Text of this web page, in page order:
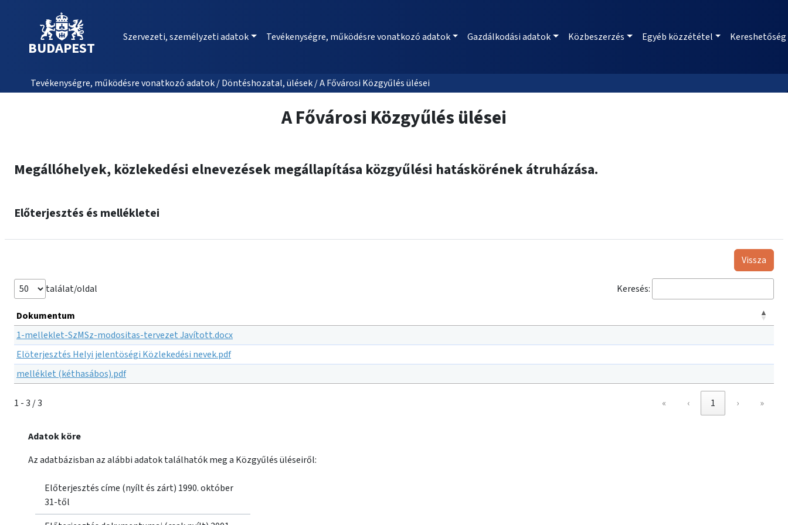
BUDAPEST
Szervezeti, személyzeti adatok Tevékenységre, működésre vonatkozó adatok Gazdálkodási adatok Közbeszerzés Egyéb közzététel Kereshetőség
Tevékenységre, működésre vonatkozó adatok / Döntéshozatal, ülések / A Fővárosi Közgyűlés ülései
A Fővárosi Közgyűlés ülései
Megállóhelyek, közlekedési elnevezések megállapítása közgyűlési hatáskörének átruházása.
Előterjesztés és mellékletei
Vissza
találat/oldal Keresés:
Dokumentum
1-melleklet-SzMSz-modositas-tervezet Javított.docx
Elöterjesztés Helyi jelentöségi Közlekedési nevek.pdf
melléklet (kéthasábos).pdf
1 - 3 / 3 « ‹ 1 › »
Adatok köre
Az adatbázisban az alábbi adatok találhatók meg a Közgyűlés üléseiről:
Előterjesztés címe (nyílt és zárt) 1990. október
31-től